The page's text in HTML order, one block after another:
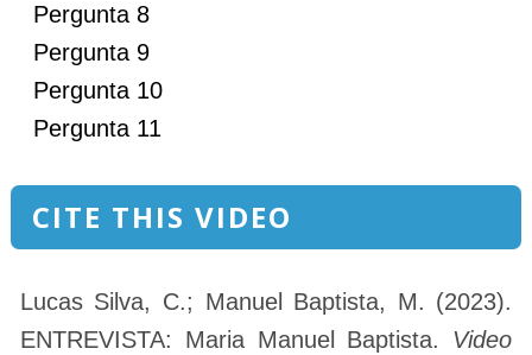
Pergunta 8
Pergunta 9
Pergunta 10
Pergunta 11
CITE THIS VIDEO
Lucas Silva, C.; Manuel Baptista, M. (2023).
ENTREVISTA: Maria Manuel Baptista. Video